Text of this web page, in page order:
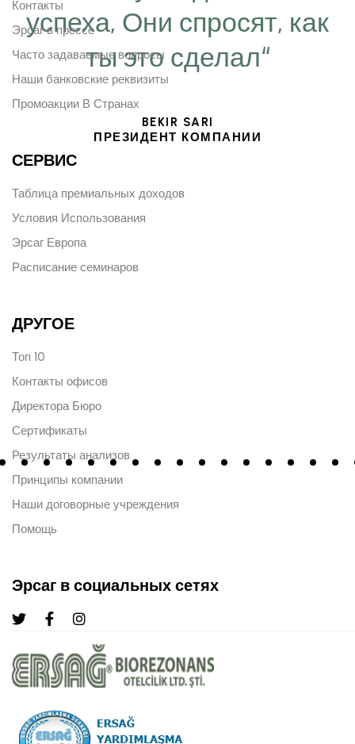
успеха, Они спросят, как
ты это сделал“
BEKIR SARI
ПРЕЗИДЕНТ КОМПАНИИ
Контакты
Эрсаг в прессе
Часто задаваемые вопросы
Наши банковские реквизиты
Промоакции В Странах
СЕРВИС
Таблица премиальных доходов
Условия Использования
Эрсаг Европа
Расписание семинаров
ДРУГОЕ
Топ 10
Контакты офисов
Директора Бюро
Сертификаты
Результаты анализов
Принципы компании
Наши договорные учреждения
Помощь
Эрсаг в социальных сетях